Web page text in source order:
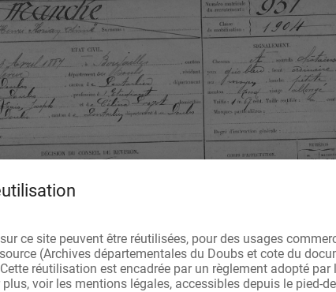
ce site peuvent être réutilisées, pour des usages
(Archives départementales du Doubs et cote du
réutilisation est encadrée par un règlement adopté par
voir les mentions légales, accessibles depuis le pied-